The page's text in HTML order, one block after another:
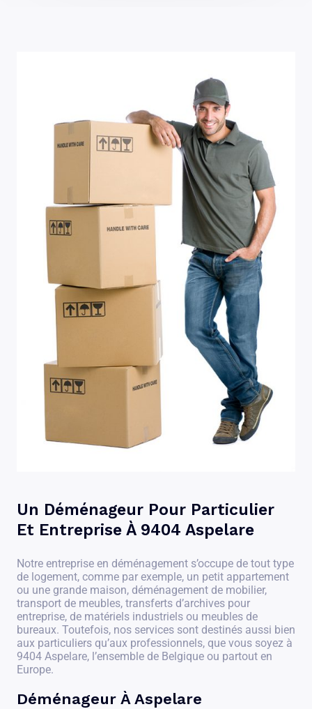
Un Déménageur Pour Particulier
Et Entreprise À 9404 Aspelare
Notre entreprise en déménagement s’occupe de tout type
de logement, comme par exemple, un petit appartement
ou une grande maison, déménagement de mobilier,
transport de meubles, transferts d’archives pour
entreprise, de matériels industriels ou meubles de
bureaux. Toutefois, nos services sont destinés aussi bien
aux particuliers qu’aux professionnels, que vous soyez à
9404 Aspelare, l’ensemble de Belgique ou partout en
Europe.
Déménageur À Aspelare